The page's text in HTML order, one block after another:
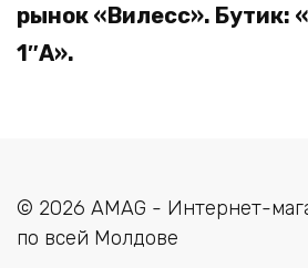
рынок «Вилесс». Бутик:
1″А».
© 2026 AMAG - Интернет-
по всей Молдове